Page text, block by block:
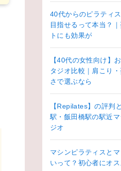
40代からのピラティ
目指せるって本当？
トにも効果が
【40代の女性向け】
タジオ比較｜肩こり
さで選ぶなら
【Repilates】の評判
駅・飯田橋駅の駅近
ジオ
マシンピラティスと
いって？初心者にオ